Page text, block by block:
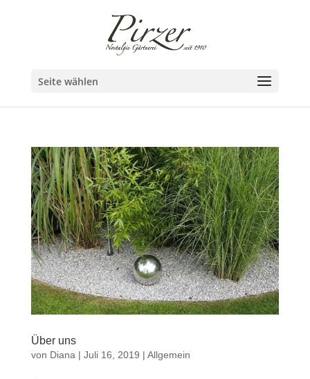
Seite wählen
Über uns
von Diana | Juli 16, 2019 | Allgemein